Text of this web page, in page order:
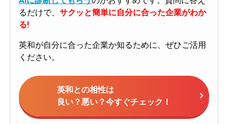
るだけで、 サクッと簡単に自分に合った企業がわか
る!
英和が自分に合った企業か知るために、ぜひご活用
ください。
英和との相性は
良い？悪い？今すぐチェック！